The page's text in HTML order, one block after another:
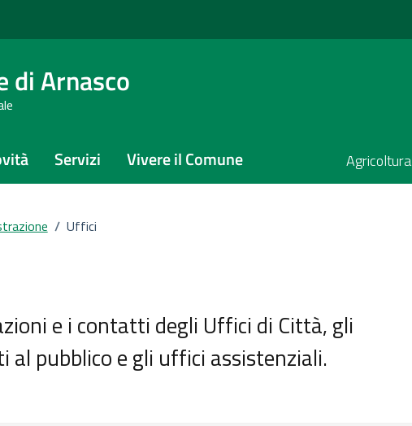
di Arnasco
Servizi Vivere il Comune Agricoltura
/ Uffici
e i contatti degli Uffici di Città, gli
al pubblico e gli uffici assistenziali.